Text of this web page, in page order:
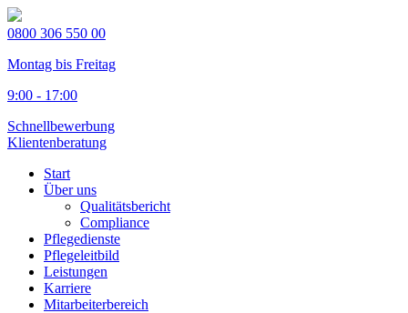
0800 306 550 00
Montag bis Freitag
9:00 - 17:00
Schnellbewerbung
Klientenberatung
Start
Über uns
Qualitätsbericht
Compliance
Pflegedienste
Pflegeleitbild
Leistungen
Karriere
Mitarbeiterbereich